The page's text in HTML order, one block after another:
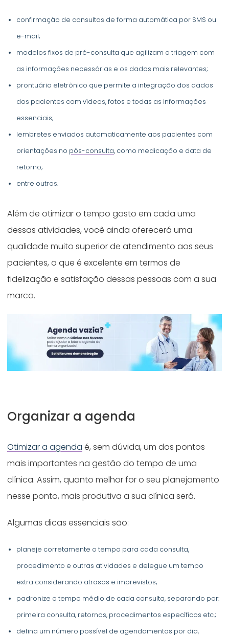
confirmação de consultas de forma automática por SMS ou
e-mail;
modelos fixos de pré-consulta que agilizam a triagem com
as informações necessárias e os dados mais relevantes;
prontuário eletrônico que permite a integração dos dados
dos pacientes com vídeos, fotos e todas as informações
essenciais;
lembretes enviados automaticamente aos pacientes com
orientações no pós-consulta, como medicação e data de
retorno;
entre outros.
Além de otimizar o tempo gasto em cada uma
dessas atividades, você ainda oferecerá uma
qualidade muito superior de atendimento aos seus
pacientes, o que é excelente em termos de
fidelização e satisfação dessas pessoas com a sua
marca.
Organizar a agenda
Otimizar a agenda é, sem dúvida, um dos pontos
mais importantes na gestão do tempo de uma
clínica. Assim, quanto melhor for o seu planejamento
nesse ponto, mais produtiva a sua clínica será.
Algumas dicas essenciais são:
planeje corretamente o tempo para cada consulta,
procedimento e outras atividades e delegue um tempo
extra considerando atrasos e imprevistos;
padronize o tempo médio de cada consulta, separando por:
primeira consulta, retornos, procedimentos específicos etc.;
defina um número possível de agendamentos por dia,